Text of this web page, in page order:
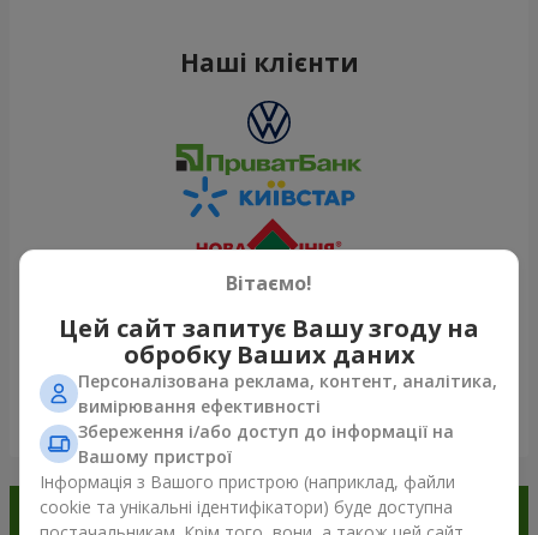
Наші клієнти
Переглянути все
Замовляйте в додатку
Вітаємо!
Цей сайт запитує Вашу згоду на
обробку Ваших даних
Персоналізована реклама, контент, аналітика,
вимірювання ефективності
Збереження і/або доступ до інформації на
Вашому пристрої
Інформація з Вашого пристрою (наприклад, файли
cookie та унікальні ідентифікатори) буде доступна